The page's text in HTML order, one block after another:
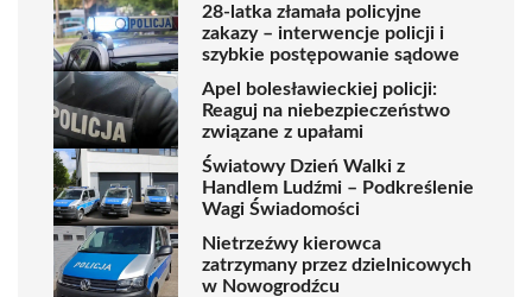
28-latka złamała policyjne
zakazy – interwencje policji i
szybkie postępowanie sądowe
Apel bolesławieckiej policji:
Reaguj na niebezpieczeństwo
związane z upałami
Światowy Dzień Walki z
Handlem Ludźmi – Podkreślenie
Wagi Świadomości
Nietrzeźwy kierowca
zatrzymany przez dzielnicowych
w Nowogrodźcu